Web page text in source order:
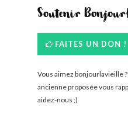
Soutenir
FAITES UN DON !
Vous aimez bonjourlavieille
ancienne proposée vous
aidez-nous ;)